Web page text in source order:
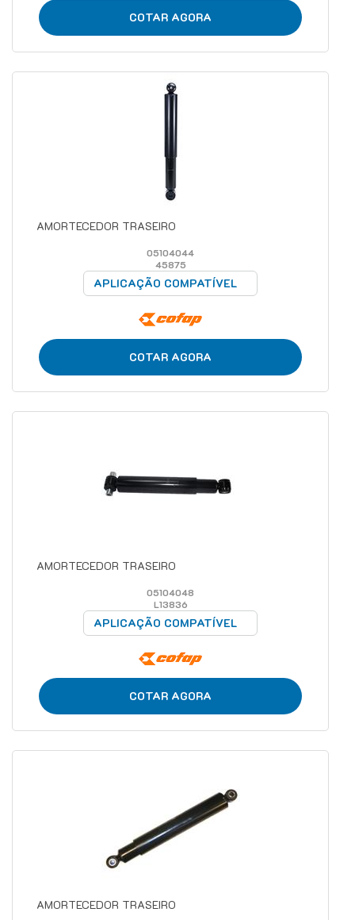
COTAR AGORA
AMORTECEDOR TRASEIRO
05104044
45875
APLICAÇÃO COMPATÍVEL
COTAR AGORA
AMORTECEDOR TRASEIRO
05104048
L13836
APLICAÇÃO COMPATÍVEL
COTAR AGORA
AMORTECEDOR TRASEIRO